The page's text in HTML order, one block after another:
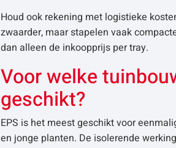
Houd ook rekening met logistieke
zwaarder, maar stapelen vaak
dan alleen de inkoopprijs per tray.
Voor welke
geschikt?
EPS is het meest geschikt voor
en jonge planten. De isolerende